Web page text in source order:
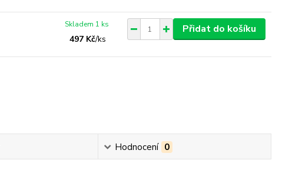
497 Kč/ks
Skladem 1 ks Přidat do košíku
Hodnocení 0